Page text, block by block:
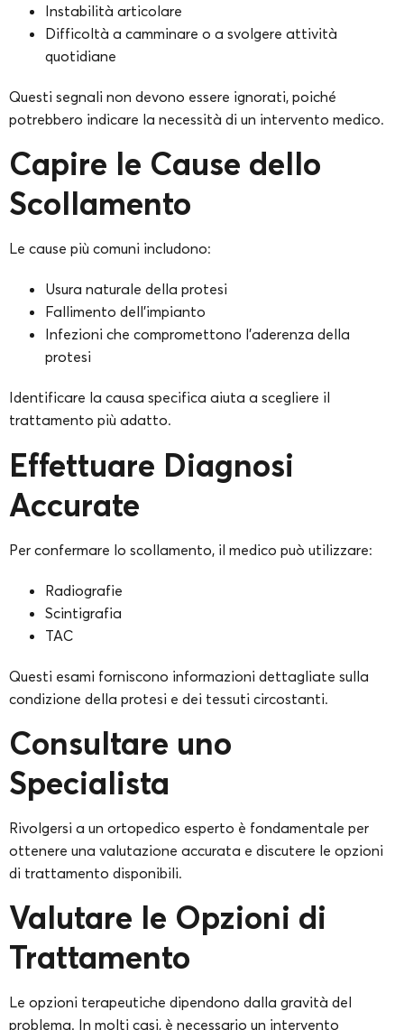
Instabilità articolare
Difficoltà a camminare o a svolgere attività
quotidiane
Questi segnali non devono essere ignorati, poiché
potrebbero indicare la necessità di un intervento medico.
Capire le Cause dello
Scollamento
Le cause più comuni includono:
Usura naturale della protesi
Fallimento dell’impianto
Infezioni che compromettono l’aderenza della
protesi
Identificare la causa specifica aiuta a scegliere il
trattamento più adatto.
Effettuare Diagnosi
Accurate
Per confermare lo scollamento, il medico può utilizzare:
Radiografie
Scintigrafia
TAC
Questi esami forniscono informazioni dettagliate sulla
condizione della protesi e dei tessuti circostanti.
Consultare uno
Specialista
Rivolgersi a un ortopedico esperto è fondamentale per
ottenere una valutazione accurata e discutere le opzioni
di trattamento disponibili.
Valutare le Opzioni di
Trattamento
Le opzioni terapeutiche dipendono dalla gravità del
problema. In molti casi, è necessario un intervento